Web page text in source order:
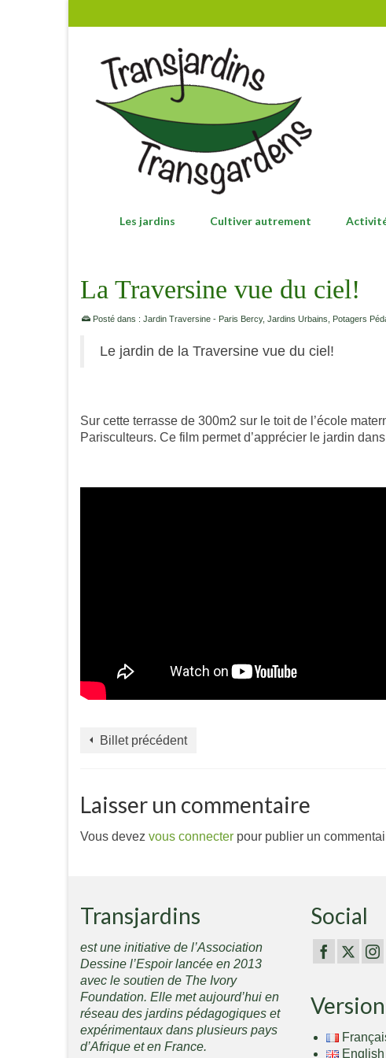
Les jardins Cultiver autrement
La Traversine vue du ciel!
Posté dans : Jardin Traversine - Paris Bercy, Jardins Urbains Potagers
Le jardin de la Traversine vue du ciel!
Sur cette terrasse de 300m2 sur le toit de l’école
Parisculteurs. Ce film permet d’apprécier le jardin
Billet précédent
Laisser un commentaire
Vous devez vous connecter pour publier un
Transjardins
est une initiative de l’Association
Dessine l’Espoir lancée en 2013
avec le soutien de The Ivory
Foundation. Elle met aujourd’hui en
réseau des jardins pédagogiques et
expérimentaux dans plusieurs pays
d’Afrique et en France.
Social
Version
English